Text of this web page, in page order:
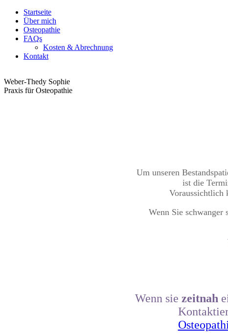
Startseite
Über mich
Osteopathie
FAQs
Kosten & Abrechnung
Kontakt
Weber-Thedy Sophie
Praxis für Osteopathie
Um unseren
ist die
Voraussichtlich
Wenn Sie
Wenn sie zeitnah